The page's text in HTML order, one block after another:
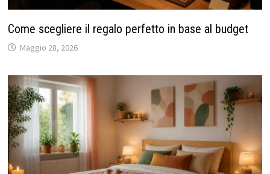
Come scegliere il regalo perfetto in base al budget
Maggio 28, 2026